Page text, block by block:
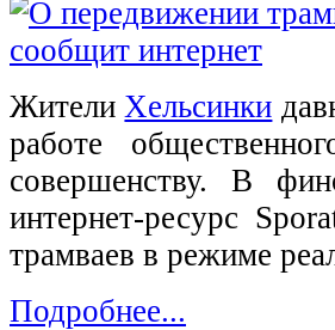
Жители Хельсинки
работе
совершенству. В
интернет-ресурс
трамваев в режиме
Подробнее...